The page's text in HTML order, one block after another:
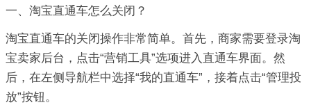
一、淘宝直通车怎么关闭？
淘宝直通车的关闭操作非常简单。首先，商家需要登录淘
宝卖家后台，点击“营销工具”选项进入直通车界面。然
后，在左侧导航栏中选择“我的直通车”，接着点击“管理投
放”按钮。